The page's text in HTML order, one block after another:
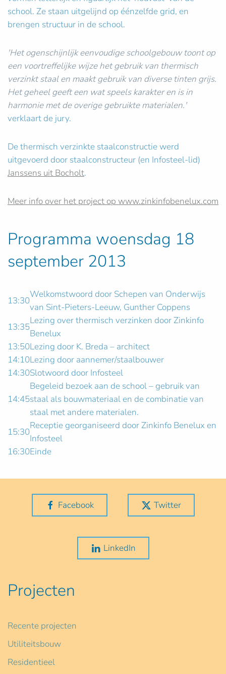
school. Ze staan uitgelijnd op éénzelfde grid, en
brengen structuur in de school.
'Het ogenschijnlijk eenvoudige schoolgebouw toont op
een voortreffelijke wijze het gebruik van thermisch
verzinkt staal en maakt gebruik van diverse tinten grijs.
Het geheel geeft een wat speels karakter en is in
harmonie met de overige gebruikte materialen.'
verklaart de jury.
De thermisch verzinkte staalconstructie werd
uitgevoerd door staalconstructeur (en Infosteel-lid)
Janssens uit Bocholt.
Meer info over het project op www.zinkinfobenelux.com
Programma woensdag 18
september 2013
13:30
Welkomstwoord door Schepen van Onderwijs
van Sint-Pieters-Leeuw, Gunther Coppens
13:35
Lezing over thermisch verzinken door Zinkinfo
Benelux
13:50Lezing door K. Breda – architect
14:10Lezing door aannemer/staalbouwer
14:30Slotwoord door Infosteel
14:45
Begeleid bezoek aan de school – gebruik van
staal als bouwmateriaal en de combinatie van
staal met andere materialen.
15:30
Receptie georganiseerd door Zinkinfo Benelux en
Infosteel
16:30Einde
Facebook Twitter
LinkedIn
Projecten
Recente projecten
Utiliteitsbouw
Residentieel